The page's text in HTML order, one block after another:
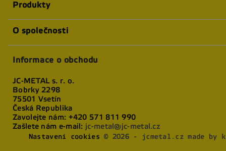
Produkty
O společnosti
Informace o obchodu
JC-METAL s. r. o.
Bobrky 2298
75501 Vsetín
Česká Republika
Zavolejte nám: +420 571 811 990
Zašlete nám e-mail: jc-metal@jc-metal.cz
Nastavení cookies © 2026 - jcmetal.cz made by